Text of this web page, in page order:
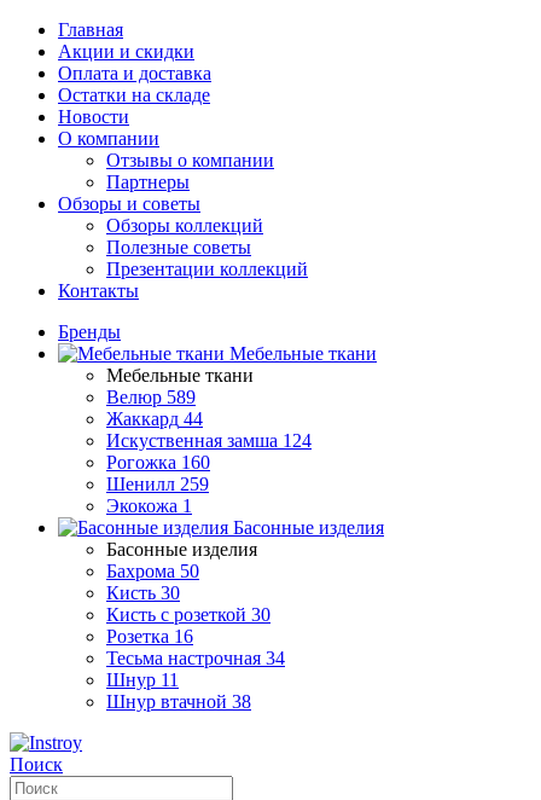
Главная
Акции и скидки
Оплата и доставка
Остатки на складе
Новости
О компании
Отзывы о компании
Партнеры
Обзоры и советы
Обзоры коллекций
Полезные советы
Презентации коллекций
Контакты
Бренды
Мебельные ткани
Мебельные ткани
Велюр 589
Жаккард 44
Искуственная замша 124
Рогожка 160
Шенилл 259
Экокожа 1
Басонные изделия
Басонные изделия
Бахрома 50
Кисть 30
Кисть с розеткой 30
Розетка 16
Тесьма настрочная 34
Шнур 11
Шнур втачной 38
Поиск